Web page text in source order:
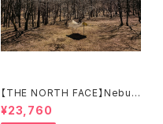
【THE NORTH FACE】Nebula
Tarp 2
¥23,760